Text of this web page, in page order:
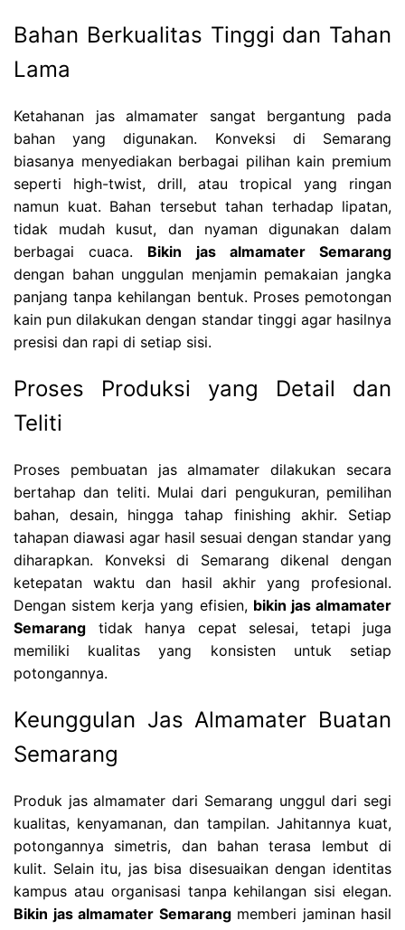
Bahan Berkualitas Tinggi dan Tahan
Lama
Ketahanan jas almamater sangat bergantung pada
bahan yang digunakan. Konveksi di Semarang
biasanya menyediakan berbagai pilihan kain premium
seperti high-twist, drill, atau tropical yang ringan
namun kuat. Bahan tersebut tahan terhadap lipatan,
tidak mudah kusut, dan nyaman digunakan dalam
berbagai cuaca. Bikin jas almamater Semarang
dengan bahan unggulan menjamin pemakaian jangka
panjang tanpa kehilangan bentuk. Proses pemotongan
kain pun dilakukan dengan standar tinggi agar hasilnya
presisi dan rapi di setiap sisi.
Proses Produksi yang Detail dan
Teliti
Proses pembuatan jas almamater dilakukan secara
bertahap dan teliti. Mulai dari pengukuran, pemilihan
bahan, desain, hingga tahap finishing akhir. Setiap
tahapan diawasi agar hasil sesuai dengan standar yang
diharapkan. Konveksi di Semarang dikenal dengan
ketepatan waktu dan hasil akhir yang profesional.
Dengan sistem kerja yang efisien, bikin jas almamater
Semarang tidak hanya cepat selesai, tetapi juga
memiliki kualitas yang konsisten untuk setiap
potongannya.
Keunggulan Jas Almamater Buatan
Semarang
Produk jas almamater dari Semarang unggul dari segi
kualitas, kenyamanan, dan tampilan. Jahitannya kuat,
potongannya simetris, dan bahan terasa lembut di
kulit. Selain itu, jas bisa disesuaikan dengan identitas
kampus atau organisasi tanpa kehilangan sisi elegan.
Bikin jas almamater Semarangmemberi jaminan hasil